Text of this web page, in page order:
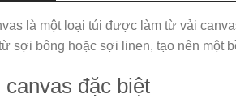
là một loại túi được làm từ vải
sợi bông hoặc sợi linen, tạo nên một
canvas đặc biệt